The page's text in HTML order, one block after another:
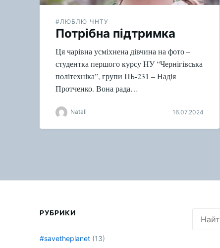
#ЛЮБЛЮ_ЧНТУ
Потрібна підтримка
Ця чарівна усміхнена дівчина на фото –
студентка першого курсу НУ “Чернігівська
політехніка”, групи ПБ-231 – Надія
Протченко. Вона рада…
Natali 16.07.2024
РУБРИКИ
#savetheplanet (13)